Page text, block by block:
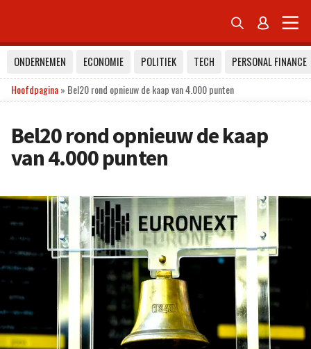
 
ONDERNEMEN ECONOMIE POLITIEK TECH
PERSONAL FINANCE
Hoofdpagina» Bel20 rond opnieuw de kaap van 4.000 punten
Bel20 rond opnieuw de kaap
van 4.000 punten